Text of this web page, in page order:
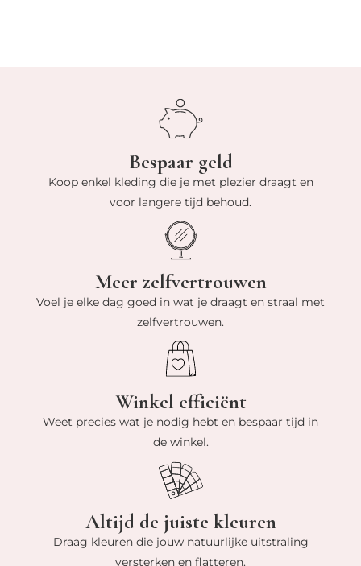
Bespaar geld
Koop enkel kleding die je met plezier draagt en
voor langere tijd behoud.
Meer zelfvertrouwen
Voel je elke dag goed in wat je draagt en straal met
zelfvertrouwen.
Winkel efficiënt
Weet precies wat je nodig hebt en bespaar tijd in
de winkel.
Altijd de juiste kleuren
Draag kleuren die jouw natuurlijke uitstraling
versterken en flatteren.